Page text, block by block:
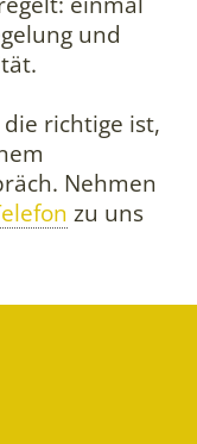
und
richtige ist,
Nehmen
zu uns